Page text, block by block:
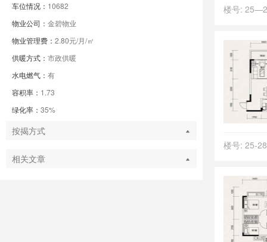
车位情况： 10682
物业公司： 金碧物业
物业管理费： 2.80元/月/㎡
供暖方式： 市政供暖
水电燃气： 有
容积率： 1.73
绿化率： 35%
按揭方式
相关文章
楼号:
楼号: 25-